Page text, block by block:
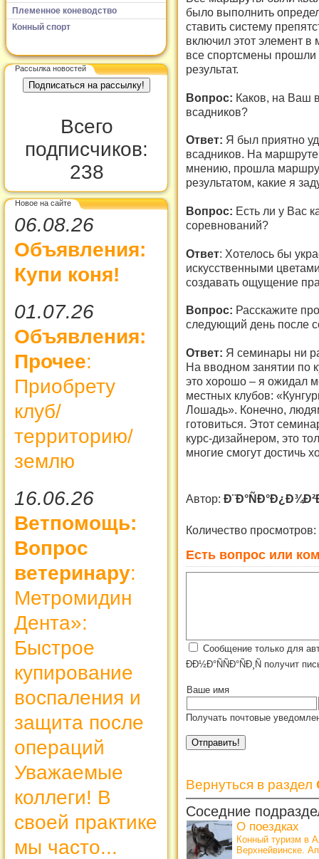
Племенное коневодство
Конный спорт
Рассылка новостей
Всего
подписчиков:
238
Новое на сайте
06.08.26
Объявления:
Купи коня!
01.07.26
Объявления:
Прочее:
Приобрету
клуб/
территорию/
землю
16.06.26
Ветпомощь:
Вопрос
ветеринару:
Метромидин
Дента»:
Быстрое
купирование
воспаления и
защита после
операций
Уважаемые
коллеги! В
своей практике
мы часто...
было выполнить
ставить систему
включил этот элемент в
все спортсмены
результат.
Вопрос: Каков, на Ваш
всадников?
Ответ: Я был приятно
всадников. На
мнению, прошла
результатом, какие я
Вопрос: Есть ли у Вас
соревнований?
Ответ: Хотелось бы
искусственными
создавать ощущение
Вопрос: Расскажите
следующий день после
Ответ: Я семинары ни
На вводном занятии по
это хорошо – я ожидал
местных клубов:
Лошадь». Конечно,
готовиться. Этот
курс-дизайнером, это
многие смогут достичь
Автор:
Количество просмотров:
Есть вопрос или
Сообщение только для
ÐÐ½Ð°ÑÑÐ°ÑÐ¸Ñ получит
Ваше имя
Получать почтовые
Вернуться в раздел
Соседние
О поездках
Конный туризм в
Верхнейвинске.